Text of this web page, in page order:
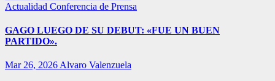
Actualidad Conferencia de Prensa
GAGO LUEGO DE SU DEBUT: «FUE UN BUEN
PARTIDO».
Mar 26, 2026 Alvaro Valenzuela